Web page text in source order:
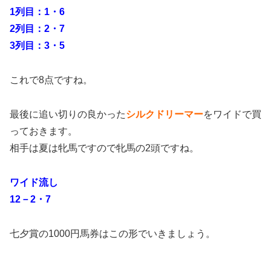
1列目：1・6
2列目：2・7
3列目：3・5
これで8点ですね。
最後に追い切りの良かったシルクドリーマーをワイドで買
っておきます。
相手は夏は牝馬ですので牝馬の2頭ですね。
ワイド流し
12－2・7
七夕賞の1000円馬券はこの形でいきましょう。